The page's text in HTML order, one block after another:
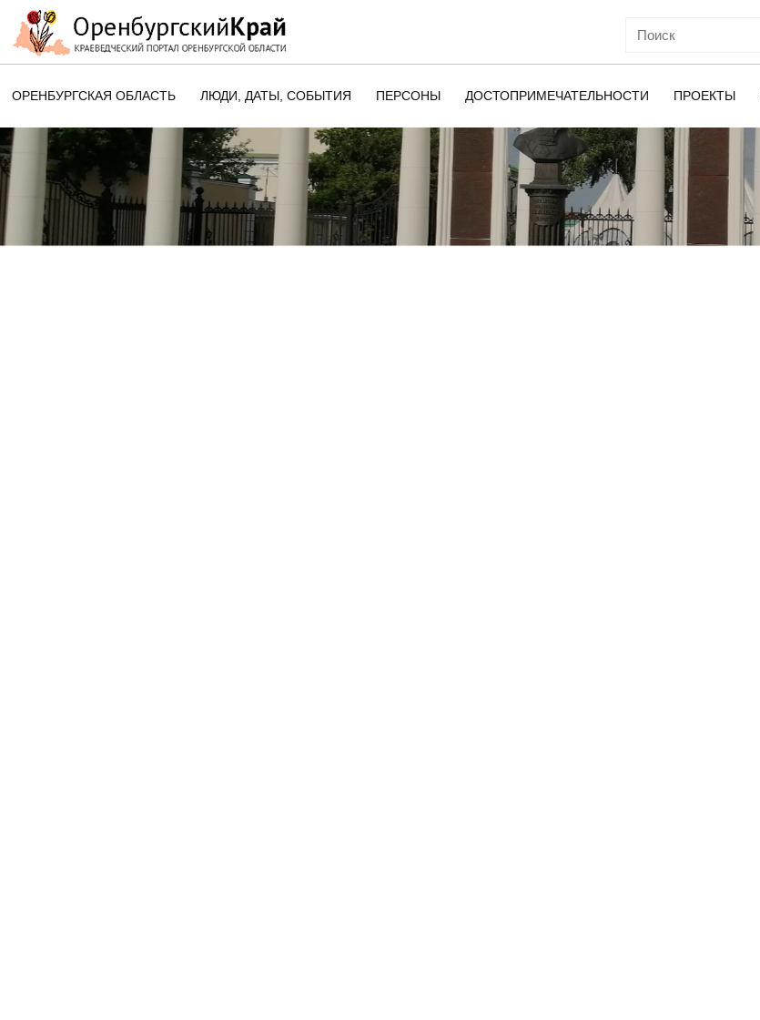
ОРЕНБУРГСКАЯ ОБЛАСТЬ ЛЮДИ, ДАТЫ, CОБЫТИЯ
ЭТОТ ДЕНЬ В ИСТОРИИ
ОРЕНБУРГСКОГО КРАЯ
ПАМЯТНЫЕ ДАТЫ ОРЕНБУРГСКОЙ
ОБЛАСТИ
ПЕРСОНЫ ДОСТОПРИМЕЧАТЕЛЬНОСТИ ПРОЕКТЫ